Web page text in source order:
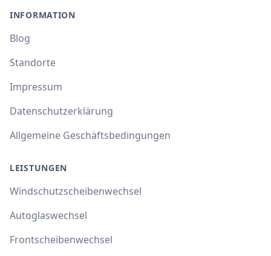
INFORMATION
Blog
Standorte
Impressum
Datenschutzerklärung
Allgemeine Geschäftsbedingungen
LEISTUNGEN
Windschutzscheibenwechsel
Autoglaswechsel
Frontscheibenwechsel